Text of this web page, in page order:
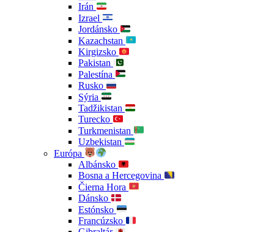
Irán
Izrael
Jordánsko
Kazachstan
Kirgizsko
Pakistan
Palestína
Rusko
Sýria
Tadžikistan
Turecko
Turkmenistan
Uzbekistan
Európa
Albánsko
Bosna a Hercegovina
Čierna Hora
Dánsko
Estónsko
Francúzsko